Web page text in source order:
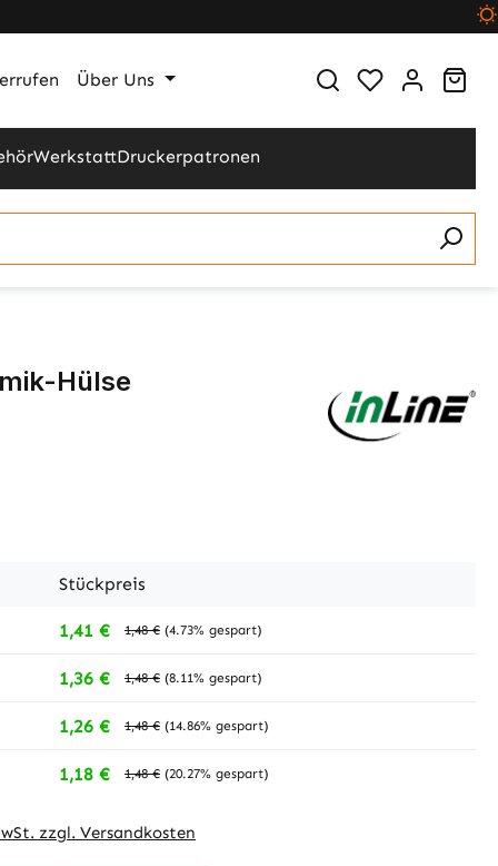
Über Uns Du hast 0
WerkstattDruckerpatronen
Hülse
Stückpreis
1,41 € 1,48 € (4.73% gespart)
1,36 € 1,48 € (8.11% gespart)
1,26 € 1,48 € (14.86% gespart)
1,18 € 1,48 € (20.27% gespart)
zzgl. Versandkosten